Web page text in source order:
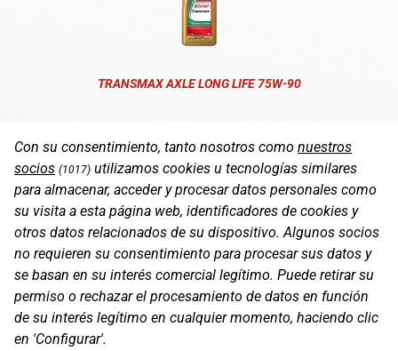
TRANSMAX AXLE LONG LIFE 75W-90
Con su consentimiento, tanto nosotros como nuestros
socios (1017) utilizamos cookies u tecnologías similares
para almacenar, acceder y procesar datos personales como
su visita a esta página web, identificadores de cookies y
otros datos relacionados de su dispositivo. Algunos socios
no requieren su consentimiento para procesar sus datos y
se basan en su interés comercial legítimo. Puede retirar su
permiso o rechazar el procesamiento de datos en función
de su interés legítimo en cualquier momento, haciendo clic
en 'Configurar'.